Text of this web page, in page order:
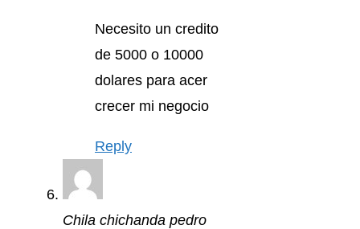
Necesito un credito
de 5000 o 10000
dolares para acer
crecer mi negocio
Reply
Chila chichanda pedro